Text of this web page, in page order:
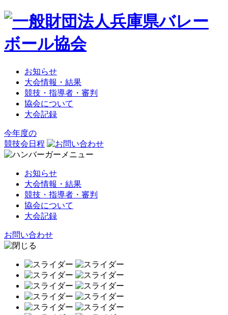
お知らせ
大会情報・結果
競技・指導者・審判
協会について
大会記録
今年度の
競技会日程
お知らせ
大会情報・結果
競技・指導者・審判
協会について
大会記録
お問い合わせ